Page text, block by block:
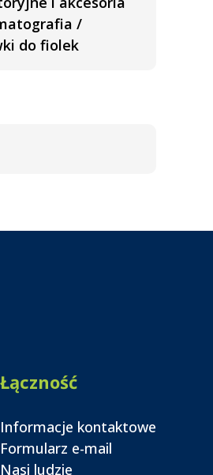
/
do fiolek
Łączność
Informacje kontaktowe
Formularz e-mail
Nasi ludzie